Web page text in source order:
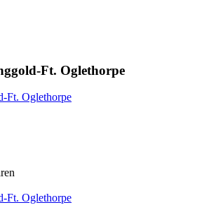
Ft. Oglethorpe
Ft. Oglethorpe
Ft. Oglethorpe